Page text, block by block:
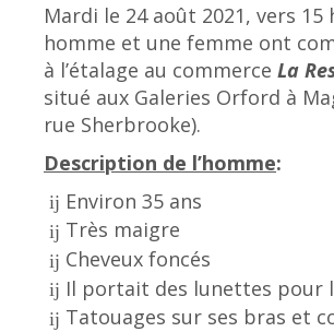
Mardi le 24 août 2021, vers 15
homme et une femme ont
à l’étalage au commerce La
situé aux Galeries Orford à
rue Sherbrooke).
Description de l’homme:
Environ 35 ans
Très maigre
Cheveux foncés
Il portait des lunettes pour
Tatouages sur ses bras et